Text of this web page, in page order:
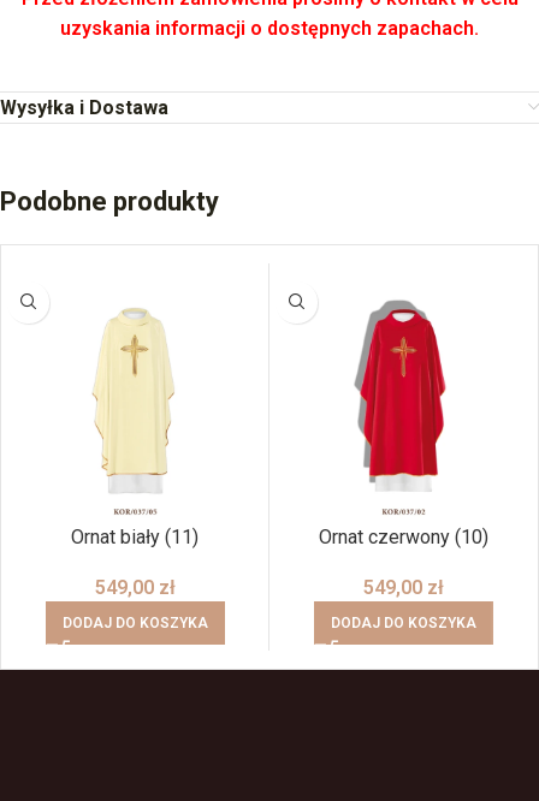
uzyskania informacji o dostępnych zapachach.
Wysyłka i Dostawa
Podobne produkty
Ornat biały (11)
549,00 zł
DODAJ DO KOSZYKA
Ornat czerwony (10)
549,00 zł
DODAJ DO KOSZYKA